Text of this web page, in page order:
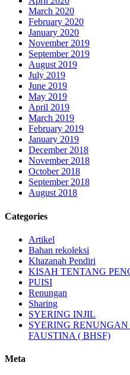
March 2020
February 2020
January 2020
November 2019
September 2019
August 2019
July 2019
June 2019
May 2019
April 2019
March 2019
February 2019
January 2019
December 2018
November 2018
October 2018
September 2018
August 2018
Categories
Artikel
Bahan rekoleksi
Khazanah Pendiri
KISAH TENTANG
PUISI
Renungan
Sharing
SYERING INJIL
SYERING
FAUSTINA ( BHSF)
Meta